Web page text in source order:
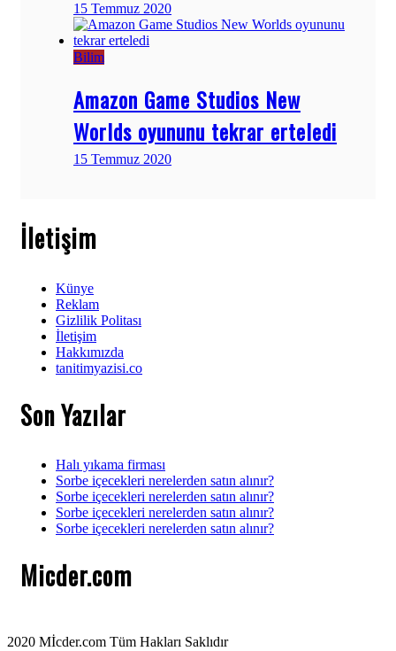
15 Temmuz 2020
Bilim
Amazon Game Studios New
Worlds oyununu tekrar erteledi
15 Temmuz 2020
İletişim
Künye
Reklam
Gizlilik Politası
İletişim
Hakkımızda
tanitimyazisi.co
Son Yazılar
Halı yıkama firması
Sorbe içecekleri nerelerden satın alınır?
Sorbe içecekleri nerelerden satın alınır?
Sorbe içecekleri nerelerden satın alınır?
Sorbe içecekleri nerelerden satın alınır?
Micder.com
2020 Mİcder.com Tüm Hakları Saklıdır